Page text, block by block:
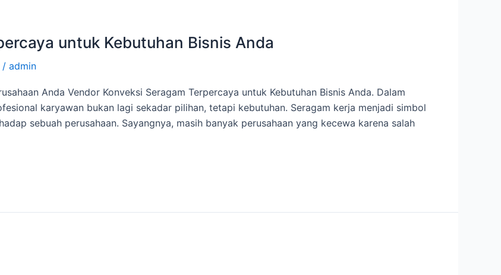
untuk Kebutuhan Bisnis Anda
/ admin
Anda Vendor Konveksi Seragam Terpercaya untuk Kebutuhan Bisnis Anda. Dalam
karyawan bukan lagi sekadar pilihan, tetapi kebutuhan. Seragam kerja menjadi simbol
sebuah perusahaan. Sayangnya, masih banyak perusahaan yang kecewa karena salah